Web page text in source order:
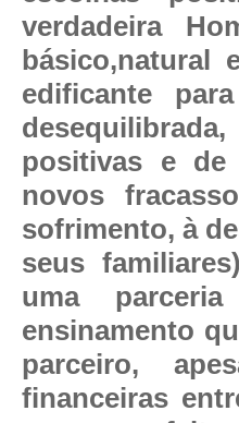
verdadeira
básico,natural
edificante
positivas e de
novos
sofrimento, à
seus
uma
ensinamento
parceiro,
financeiras